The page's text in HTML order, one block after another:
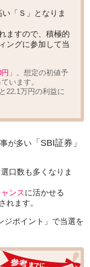
「Ｓ」
となりま
ますので、積極的
ングに参加して当
」。想定の初値予
います。
22.1万円の利益に
が多い 「SBI証券」
口数も多くなりま
ンスに活かせる
れます。
ジポイント」で当選を